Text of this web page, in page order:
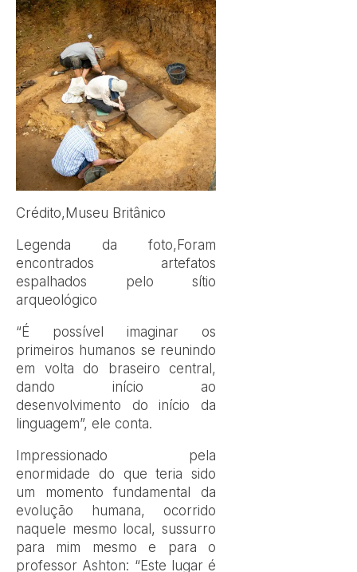
Crédito,Museu Britânico
Legenda da foto,Foram
encontrados artefatos
espalhados pelo sítio
arqueológico
“É possível imaginar os
primeiros humanos se reunindo
em volta do braseiro central,
dando início ao
desenvolvimento do início da
linguagem”, ele conta.
Impressionado pela
enormidade do que teria sido
um momento fundamental da
evolução humana, ocorrido
naquele mesmo local, sussurro
para mim mesmo e para o
professor Ashton: “Este lugar é